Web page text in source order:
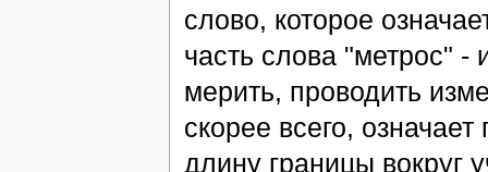
слово, которое
часть слова "метрос" -
мерить, проводить
скорее всего,
длину границы вокруг